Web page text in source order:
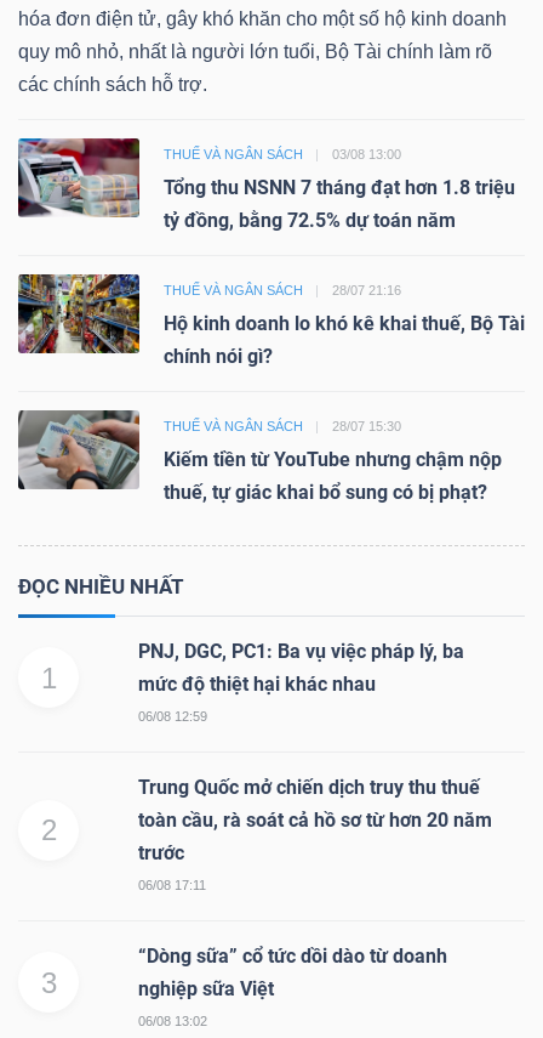
hóa đơn điện tử, gây khó khăn cho một số hộ kinh doanh
quy mô nhỏ, nhất là người lớn tuổi, Bộ Tài chính làm rõ
các chính sách hỗ trợ.
THUẾ VÀ NGÂN SÁCH 03/08 13:00
Tổng thu NSNN 7 tháng đạt hơn 1.8 triệu
tỷ đồng, bằng 72.5% dự toán năm
THUẾ VÀ NGÂN SÁCH 28/07 21:16
Hộ kinh doanh lo khó kê khai thuế, Bộ Tài
chính nói gì?
THUẾ VÀ NGÂN SÁCH 28/07 15:30
Kiếm tiền từ YouTube nhưng chậm nộp
thuế, tự giác khai bổ sung có bị phạt?
ĐỌC NHIỀU NHẤT
1
PNJ, DGC, PC1: Ba vụ việc pháp lý, ba
mức độ thiệt hại khác nhau
06/08 12:59
2
Trung Quốc mở chiến dịch truy thu thuế
toàn cầu, rà soát cả hồ sơ từ hơn 20 năm
trước
06/08 17:11
3
“Dòng sữa” cổ tức dồi dào từ doanh
nghiệp sữa Việt
06/08 13:02